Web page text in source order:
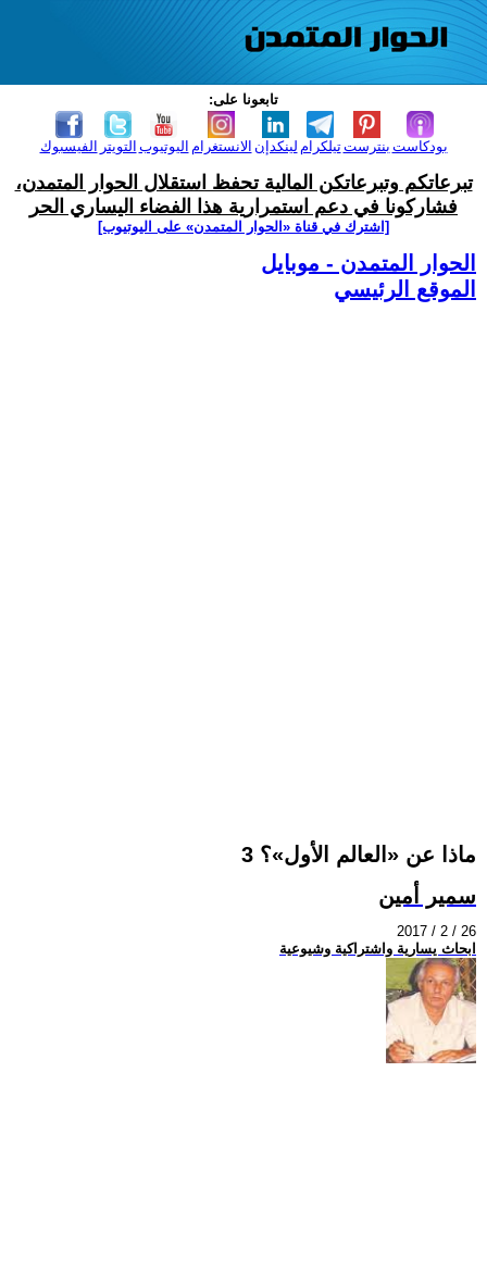
تابعونا على:
الفيسبوك التويتر اليوتيوب الانستغرام لينكدإن تيلكرامبنترست بودكاست
تبرعاتكم وتبرعاتكن المالية تحفظ استقلال الحوار المتمدن،
فشاركونا في دعم استمرارية هذا الفضاء اليساري الحر
[اشترك في قناة ‫«الحوار المتمدن» على اليوتيوب]
الحوار المتمدن - موبايل
الموقع الرئيسي
ماذا عن «العالم الأول»؟ 3
سمير أمين
2017 / 2 / 26
ابحاث يسارية واشتراكية وشيوعية